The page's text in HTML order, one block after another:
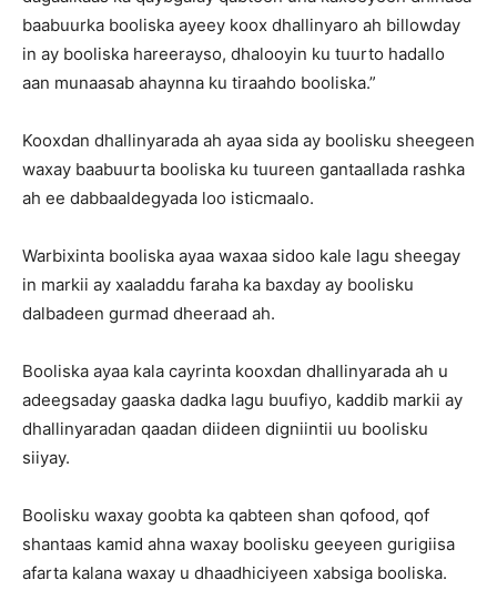
baabuurka booliska ayeey koox dhallinyaro ah billowday
in ay booliska hareerayso, dhalooyin ku tuurto hadallo
aan munaasab ahaynna ku tiraahdo booliska.”
Kooxdan dhallinyarada ah ayaa sida ay boolisku sheegeen
waxay baabuurta booliska ku tuureen gantaallada rashka
ah ee dabbaaldegyada loo isticmaalo.
Warbixinta booliska ayaa waxaa sidoo kale lagu sheegay
in markii ay xaaladdu faraha ka baxday ay boolisku
dalbadeen gurmad dheeraad ah.
Booliska ayaa kala cayrinta kooxdan dhallinyarada ah u
adeegsaday gaaska dadka lagu buufiyo, kaddib markii ay
dhallinyaradan qaadan diideen digniintii uu boolisku
siiyay.
Boolisku waxay goobta ka qabteen shan qofood, qof
shantaas kamid ahna waxay boolisku geeyeen gurigiisa
afarta kalana waxay u dhaadhiciyeen xabsiga booliska.